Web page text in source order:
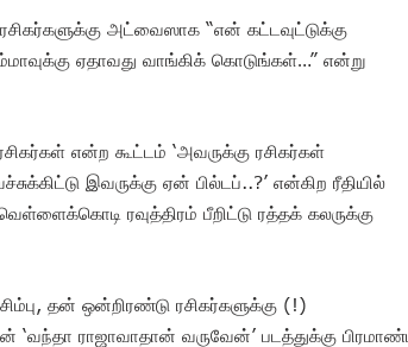
அட்வைஸாக “என் கட்டவுட்டுக்கு
ஏதாவது வாங்கிக் கொடுங்கள்…” என்று
என்ற கூட்டம் ‘அவருக்கு ரசிகர்கள்
இவருக்கு ஏன் பில்டப்..?’ என்கிற ரீதியில்
ரவுத்திரம் பீறிட்டு ரத்தக் கலருக்கு
தன் ஒன்றிரண்டு ரசிகர்களுக்கு (!)
ராஜாவாதான் வருவேன்’ படத்துக்கு பிரமாண்ட